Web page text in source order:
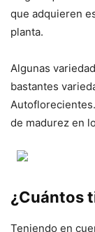
que adquieren
planta.
Algunas
bastantes
de madurez en
¿Cuántos
Teniendo en